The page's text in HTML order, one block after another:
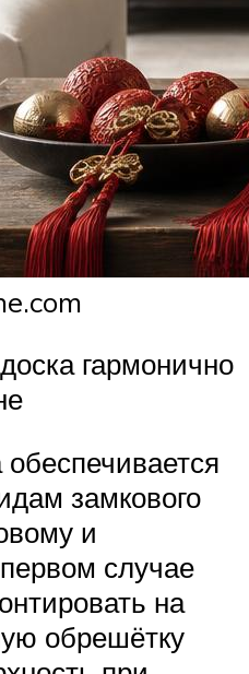
гармонично
замкового
и
случае
на
обрешётку